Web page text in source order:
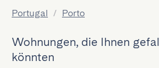
Portugal / Porto
Wohnungen, die Ihnen
könnten